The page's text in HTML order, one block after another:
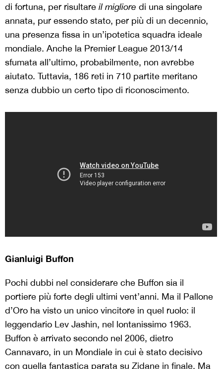
di fortuna, per risultare il migliore di una singolare
annata, pur essendo stato, per più di un decennio,
una presenza fissa in un’ipotetica squadra ideale
mondiale. Anche la Premier League 2013/14
sfumata all’ultimo, probabilmente, non avrebbe
aiutato. Tuttavia, 186 reti in 710 partite meritano
senza dubbio un certo tipo di riconoscimento.
Gianluigi Buffon
Pochi dubbi nel considerare che Buffon sia il
portiere più forte degli ultimi vent’anni. Ma il Pallone
d’Oro ha visto un unico vincitore in quel ruolo: il
leggendario Lev Jashin, nel lontanissimo 1963.
Buffon è arrivato secondo nel 2006, dietro
Cannavaro, in un Mondiale in cui è stato decisivo
con quella fantastica parata su Zidane in finale. Ma